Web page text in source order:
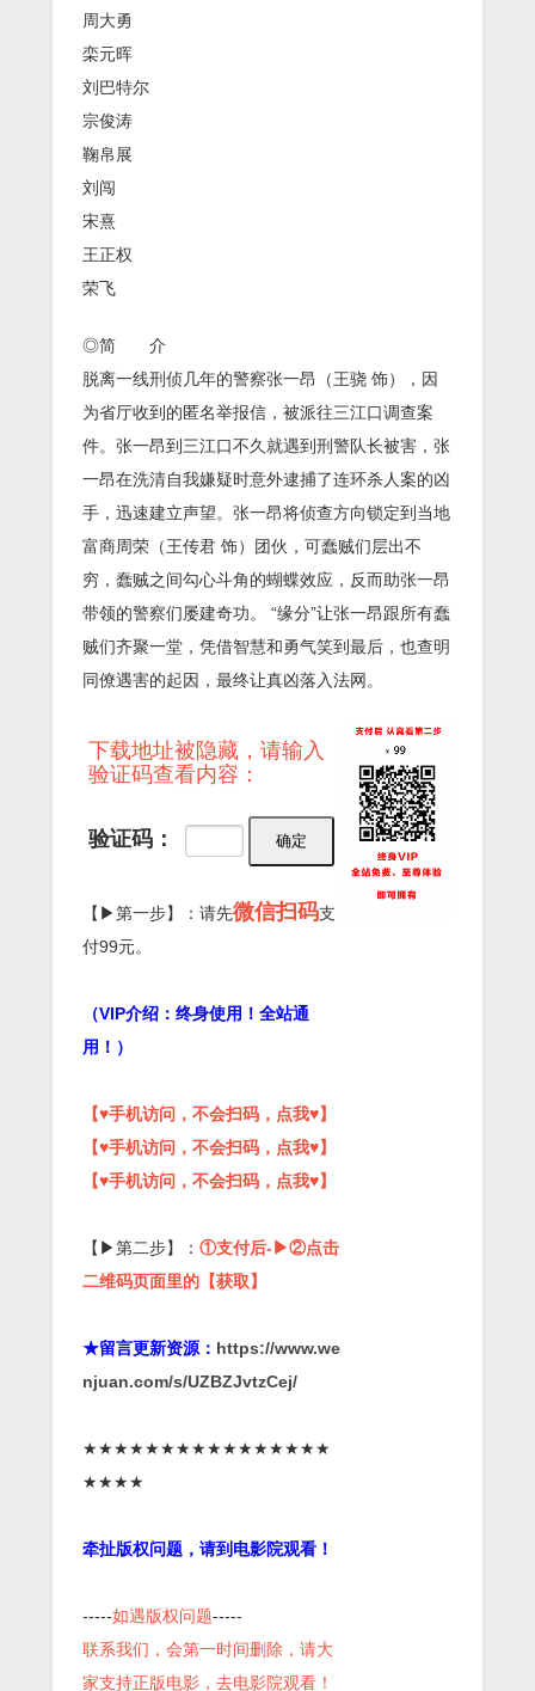
周大勇
栾元晖
刘巴特尔
宗俊涛
鞠帛展
刘闯
宋熹
王正权
荣飞
◎简 介
脱离一线刑侦几年的警察张一昂（王骁 饰），因
为省厅收到的匿名举报信，被派往三江口调查案
件。张一昂到三江口不久就遇到刑警队长被害，张
一昂在洗清自我嫌疑时意外逮捕了连环杀人案的凶
手，迅速建立声望。张一昂将侦查方向锁定到当地
富商周荣（王传君 饰）团伙，可蠢贼们层出不
穷，蠢贼之间勾心斗角的蝴蝶效应，反而助张一昂
带领的警察们屡建奇功。 “缘分”让张一昂跟所有蠢
贼们齐聚一堂，凭借智慧和勇气笑到最后，也查明
同僚遇害的起因，最终让真凶落入法网。
下载地址被隐藏，请输入
验证码查看内容：
验证码：
【▶第一步】：请先微信扫码支
付99元。
（VIP介绍：终身使用！全站通
用！）
【♥手机访问，不会扫码，点我♥】
【♥手机访问，不会扫码，点我♥】
【♥手机访问，不会扫码，点我♥】
【▶第二步】： ①支付后-▶②点击
二维码页面里的【获取】
★留言更新资源： https://www.we
njuan.com/s/UZBZJvtzCej/
★★★★★★★★★★★★★★★★
★★★★
牵扯版权问题，请到电影院观看！
-----如遇版权问题-----
联系我们，会第一时间删除，请大
家支持正版电影，去电影院观看！